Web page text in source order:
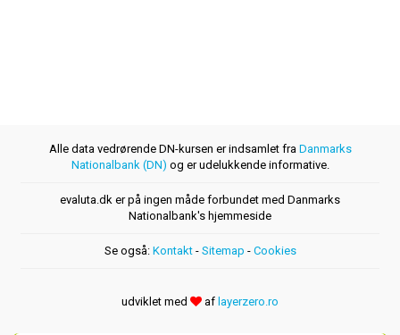
Alle data vedrørende DN-kursen er indsamlet fra Danmarks
Nationalbank (DN) og er udelukkende informative.
evaluta.dk er på ingen måde forbundet med Danmarks
Nationalbank's hjemmeside
Se også: Kontakt- Sitemap - Cookies
udviklet med af layerzero.ro